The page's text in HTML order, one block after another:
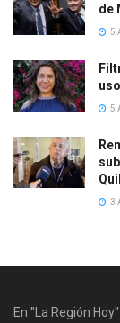
de
5
5
3
En "La Región